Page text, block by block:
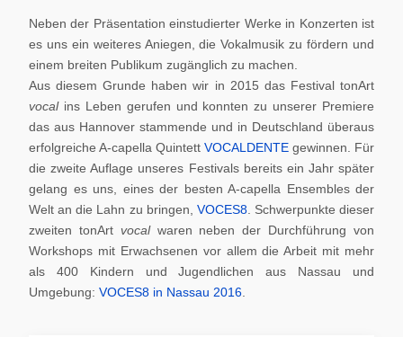
Neben der Präsentation einstudierter Werke in Konzerten ist
es uns ein weiteres Aniegen, die Vokalmusik zu fördern und
einem breiten Publikum zugänglich zu machen.
Aus diesem Grunde haben wir in 2015 das Festival tonArt
vocal ins Leben gerufen und konnten zu unserer Premiere
das aus Hannover stammende und in Deutschland überaus
erfolgreiche A-capella Quintett VOCALDENTE gewinnen. Für
die zweite Auflage unseres Festivals bereits ein Jahr später
gelang es uns, eines der besten A-capella Ensembles der
Welt an die Lahn zu bringen, VOCES8. Schwerpunkte dieser
zweiten tonArt vocalwaren neben der Durchführung von
Workshops mit Erwachsenen vor allem die Arbeit mit mehr
als 400 Kindern und Jugendlichen aus Nassau und
Umgebung: VOCES8 in Nassau 2016